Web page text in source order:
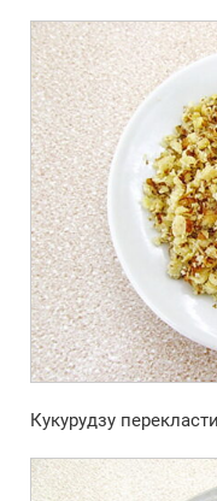
Кукурудзу